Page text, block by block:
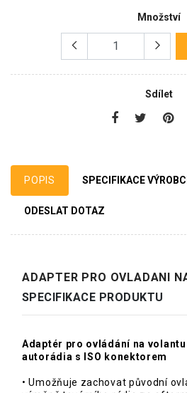
Množství
Sdílet
POPIS SPECIFIKACE
ODESLAT DOTAZ
ADAPTER PRO OVLADANI
SPECIFIKACE PRODUKTU
Adaptér pro ovládání na
autorádia s ISO konektorem
• Umožňuje zachovat původní